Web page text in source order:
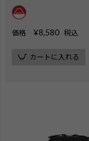
価格 ¥8,580 税込
カートに入れる